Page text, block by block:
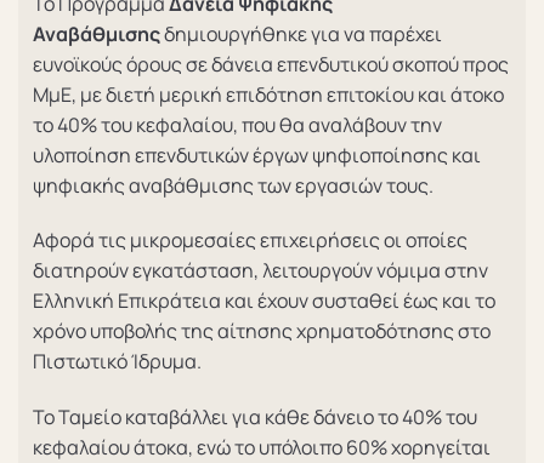
Αναβάθμισηςδημιουργήθηκε για να παρέχει
ευνοϊκούς όρους σε δάνεια επενδυτικού σκοπού προς
ΜμΕ, με διετή μερική επιδότηση επιτοκίου και άτοκο
το 40% του κεφαλαίου, που θα αναλάβουν την
υλοποίηση επενδυτικών έργων ψηφιοποίησης και
ψηφιακής αναβάθμισης των εργασιών τους.
Αφορά τις μικρομεσαίες επιχειρήσεις οι οποίες
διατηρούν εγκατάσταση, λειτουργούν νόμιμα στην
Ελληνική Επικράτεια και έχουν συσταθεί έως και το
χρόνο υποβολής της αίτησης χρηματοδότησης στο
Πιστωτικό Ίδρυμα.
Το Ταμείο καταβάλλει για κάθε δάνειο το 40% του
κεφαλαίου άτοκα, ενώ το υπόλοιπο 60% χορηγείται